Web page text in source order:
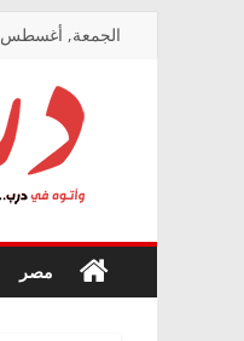
الجمعة, أغسطس 7, 2026
درب
في
درب..
مصر